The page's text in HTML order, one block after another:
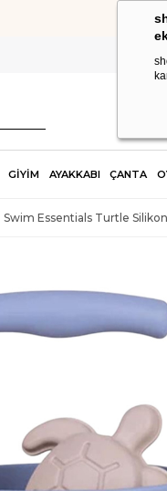
GİYİM AYAKKABI ÇANTA
Swim Essentials Turtle